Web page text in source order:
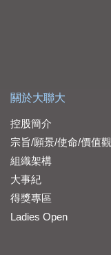
關於大聯大
控股簡介
宗旨/願景/使命/價值觀
組織架構
大事紀
得獎專區
Ladies Open